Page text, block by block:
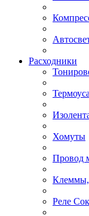
Расходники
Хомуты
Провод
Клеммы,
Реле